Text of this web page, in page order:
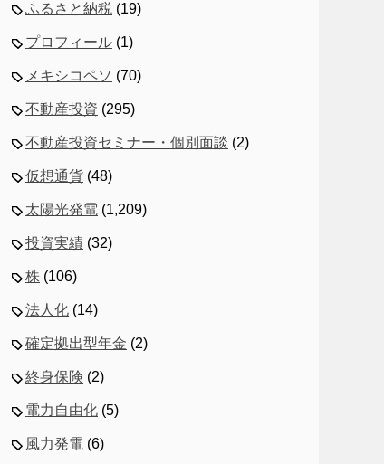
ふるさと納税 (19)
プロフィール (1)
メキシコペソ (70)
不動産投資 (295)
不動産投資セミナー・個別面談 (2)
仮想通貨 (48)
太陽光発電 (1,209)
投資実績 (32)
株 (106)
法人化 (14)
確定拠出型年金 (2)
終身保険 (2)
電力自由化 (5)
風力発電 (6)